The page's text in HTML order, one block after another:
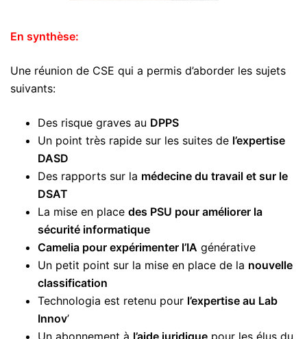
En synthèse:
Une réunion de CSE qui a permis d’aborder les sujets
suivants:
Des risque graves au DPPS
Un point très rapide sur les suites de l’expertise
DASD
Des rapports sur la médecine du travail et sur le
DSAT
La mise en place des PSU pour améliorer la
sécurité informatique
Camelia pour expérimenter l’IA générative
Un petit point sur la mise en place de la nouvelle
classification
Technologia est retenu pour l’expertise au Lab
Innov’